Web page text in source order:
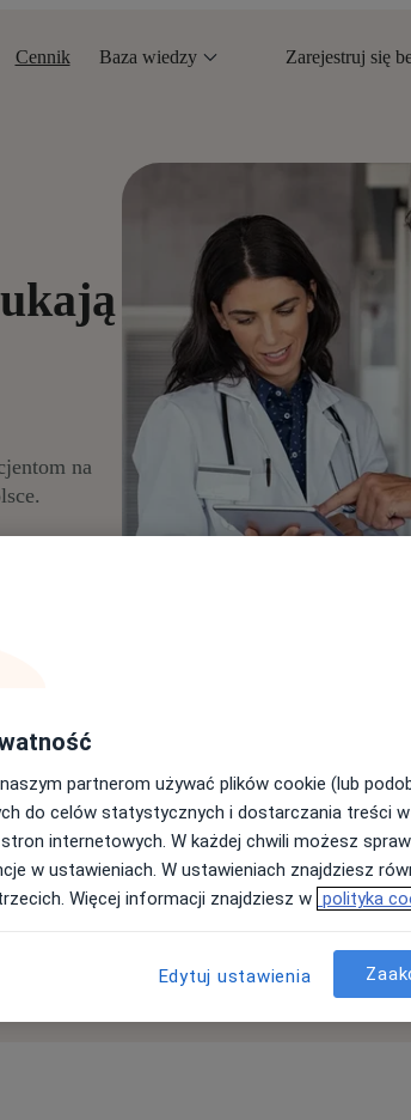
Cennik Baza wiedzy Zarejestruj się
na
50.000
opinii pacjentów
partnerom używać plików cookie (lub
do celów statystycznych i dostarczania treści
internetowych. W każdej chwili możesz
w ustawieniach. W ustawieniach znajdziesz
Więcej informacji znajdziesz w polityka
Edytuj ustawienia